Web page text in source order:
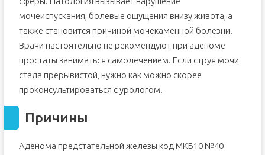
мочеиспускания, болевые ощущения внизу живота, а
также становится причиной мочекаменной болезни.
Врачи настоятельно не рекомендуют при аденоме
простаты заниматься самолечением. Если струя мочи
стала прерывистой, нужно как можно скорее
проконсультироваться с урологом.
Причины
Аденома предстательной железы код МКБ10 №40